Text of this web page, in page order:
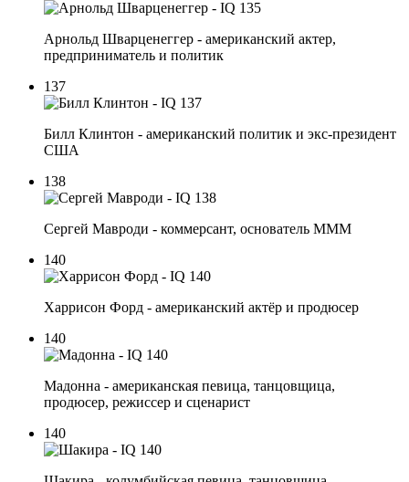
Арнольд Шварценеггер - американский актер,
предприниматель и политик
137
Билл Клинтон - американский политик и экс-президент
США
138
Сергей Мавроди - коммерсант, основатель МММ
140
Харрисон Форд - американский актёр и продюсер
140
Мадонна - американская певица, танцовщица,
продюсер, режиссер и сценарист
140